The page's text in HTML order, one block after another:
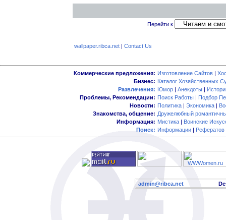
Перейти к
wallpaper.ribca.net| Contact Us
Коммерческие предложения: Изготовление Сайтов |
Бизнес: Каталог Хозяйственных
Развлечения: Юмор | Анекдоты |
Проблемы, Рекомендации: Поиск Работы | Подбор
Новости: Политика | Экономика |
Знакомства, общение: Дружелюбный
Информация: Мистика | Воинские
Поиск: Информации | Рефератов
admin@ribca.net